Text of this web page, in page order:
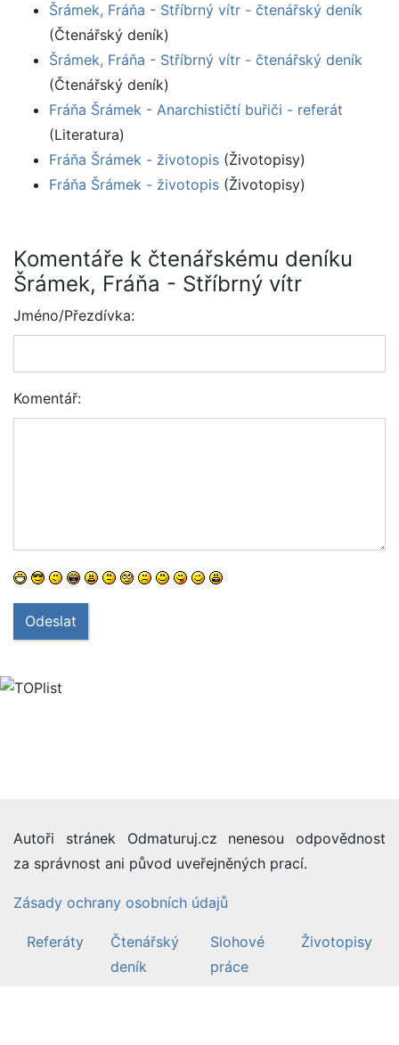
Šrámek, Fráňa - Stříbrný vítr - čtenářský deník
(Čtenářský deník)
Šrámek, Fráňa - Stříbrný vítr - čtenářský deník
(Čtenářský deník)
Fráňa Šrámek - Anarchističtí buřiči - referát
(Literatura)
Fráňa Šrámek - životopis (Životopisy)
Fráňa Šrámek - životopis (Životopisy)
Komentáře k čtenářskému deníku
Šrámek, Fráňa - Stříbrný vítr
Jméno/Přezdívka:
Komentář:
Odeslat
Autoři stránek Odmaturuj.cz nenesou odpovědnost
za správnost ani původ uveřejněných prací.
Zásady ochrany osobních údajů
Referáty
Čtenářský
deník
Slohové
práce
Životopisy